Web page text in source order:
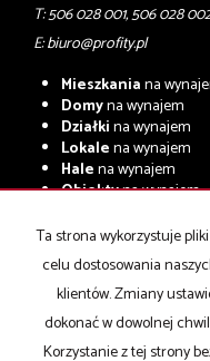
T: 506 028 001, 506 028
E:biuro@profity.pl
Mieszkaniana
Domyna wynajem
Działkina wynajem
Lokalena wynajem
Halena wynajem
Obiektyna wynajem
Mieszkaniana
Domyna sprzedaż
Działkina sprzedaż
Lokalena sprzedaż
Hale na sprzedaż
Obiektyna sprzedaż
Ta strona wykorzystuje
celu dostosowania
klientów. Zmiany
dokonać w dowolnej
Korzystanie z tej strony